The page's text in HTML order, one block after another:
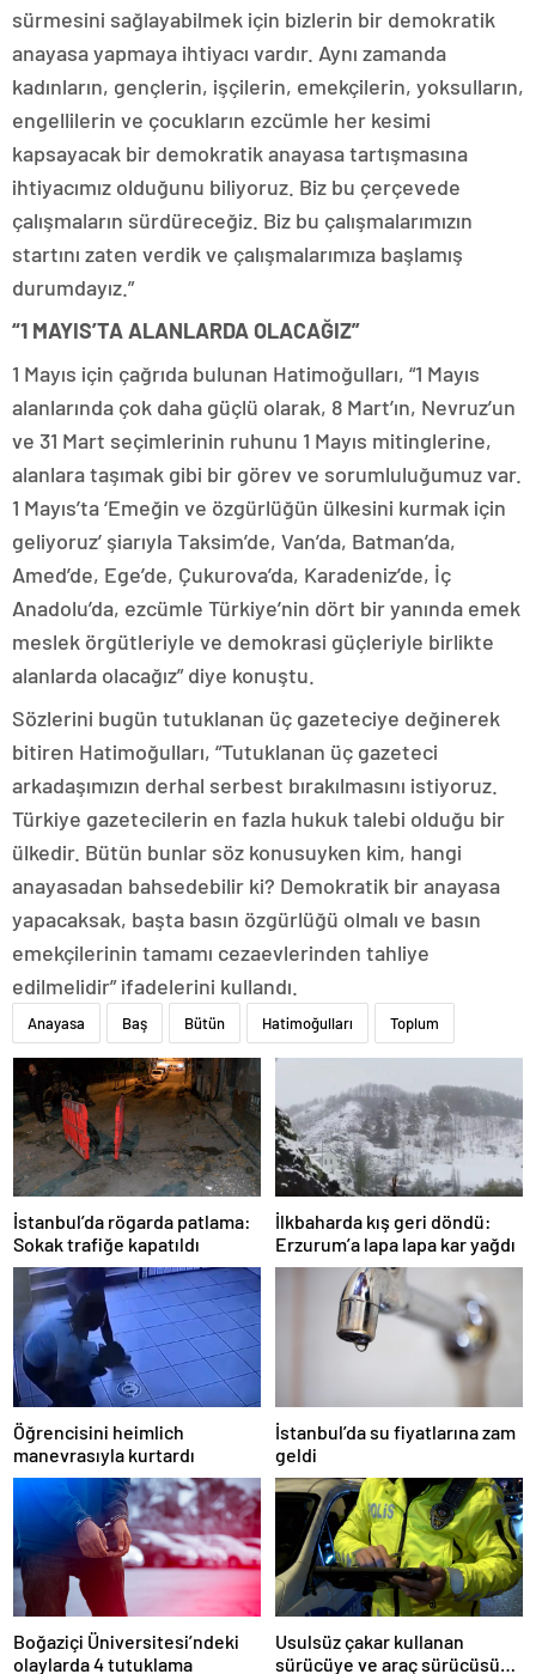
sürmesini sağlayabilmek için bizlerin bir demokratik
anayasa yapmaya ihtiyacı vardır. Aynı zamanda
kadınların, gençlerin, işçilerin, emekçilerin, yoksulların,
engellilerin ve çocukların ezcümle her kesimi
kapsayacak bir demokratik anayasa tartışmasına
ihtiyacımız olduğunu biliyoruz. Biz bu çerçevede
çalışmaların sürdüreceğiz. Biz bu çalışmalarımızın
startını zaten verdik ve çalışmalarımıza başlamış
durumdayız.”
“1 MAYIS’TA ALANLARDA OLACAĞIZ”
1 Mayıs için çağrıda bulunan Hatimoğulları, “1 Mayıs
alanlarında çok daha güçlü olarak, 8 Mart’ın, Nevruz’un
ve 31 Mart seçimlerinin ruhunu 1 Mayıs mitinglerine,
alanlara taşımak gibi bir görev ve sorumluluğumuz var.
1 Mayıs’ta ‘Emeğin ve özgürlüğün ülkesini kurmak için
geliyoruz’ şiarıyla Taksim’de, Van’da, Batman’da,
Amed’de, Ege’de, Çukurova’da, Karadeniz’de, İç
Anadolu’da, ezcümle Türkiye’nin dört bir yanında emek
meslek örgütleriyle ve demokrasi güçleriyle birlikte
alanlarda olacağız” diye konuştu.
Sözlerini bugün tutuklanan üç gazeteciye değinerek
bitiren Hatimoğulları, “Tutuklanan üç gazeteci
arkadaşımızın derhal serbest bırakılmasını istiyoruz.
Türkiye gazetecilerin en fazla hukuk talebi olduğu bir
ülkedir. Bütün bunlar söz konusuyken kim, hangi
anayasadan bahsedebilir ki? Demokratik bir anayasa
yapacaksak, başta basın özgürlüğü olmalı ve basın
emekçilerinin tamamı cezaevlerinden tahliye
edilmelidir” ifadelerini kullandı.
Anayasa Baş Bütün Hatimoğulları Toplum
İstanbul’da rögarda patlama:
Sokak trafiğe kapatıldı
İlkbaharda kış geri döndü:
Erzurum’a lapa lapa kar yağdı
Öğrencisini heimlich
manevrasıyla kurtardı
İstanbul’da su fiyatlarına zam
geldi
Boğaziçi Üniversitesi’ndeki
olaylarda 4 tutuklama
Usulsüz çakar kullanan
sürücüye ve araç sürücüsüne